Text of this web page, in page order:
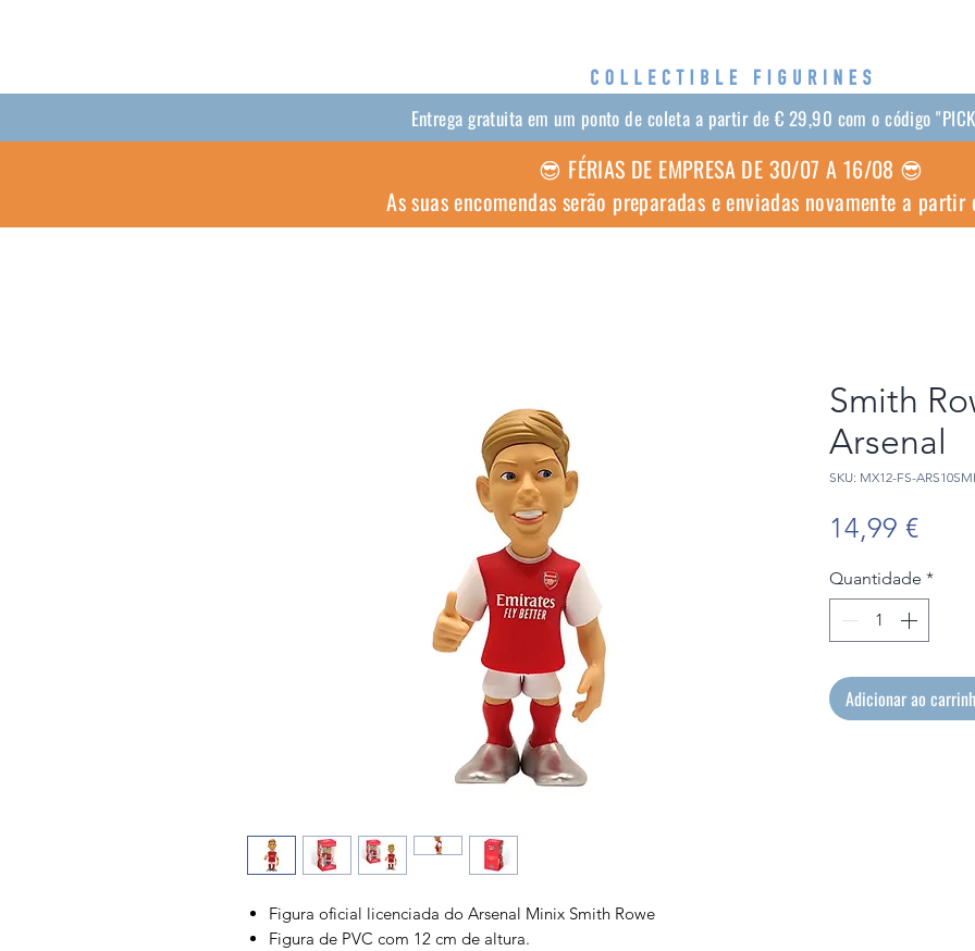
Entrega gratuita em um ponto de coleta a partir de € 29,90 com o código
😎 FÉRIAS DE EMPRESA DE 30/07 A 16/08 😎
As suas encomendas serão preparadas e enviadas novamente a
Figura oficial licenciada do Arsenal Minix Smith Rowe
Figura de PVC com 12 cm de altura.
Smith
Arsenal
SKU: MX12-FS-
14,99 €
Quantidade *
Adicionar ao